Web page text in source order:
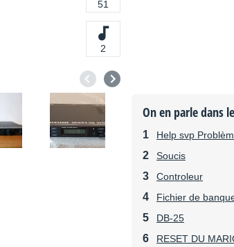
51
2
On en parle dans
Help svp
Soucis
Controleur
Fichier de
DB-25
RESET DU